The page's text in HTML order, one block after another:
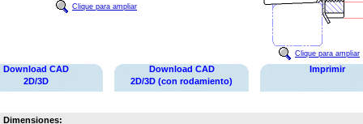
Clique para ampliar
Clique para ampliar
Download CAD
2D/3D
Download CAD
2D/3D (con rodamiento)
Imprimir
Dimensiones: